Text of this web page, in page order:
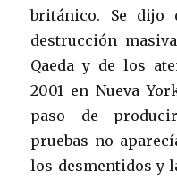
británico. Se dijo
destrucción
Qaeda y de los
2001 en Nueva
paso de
pruebas no
los desmentidos y